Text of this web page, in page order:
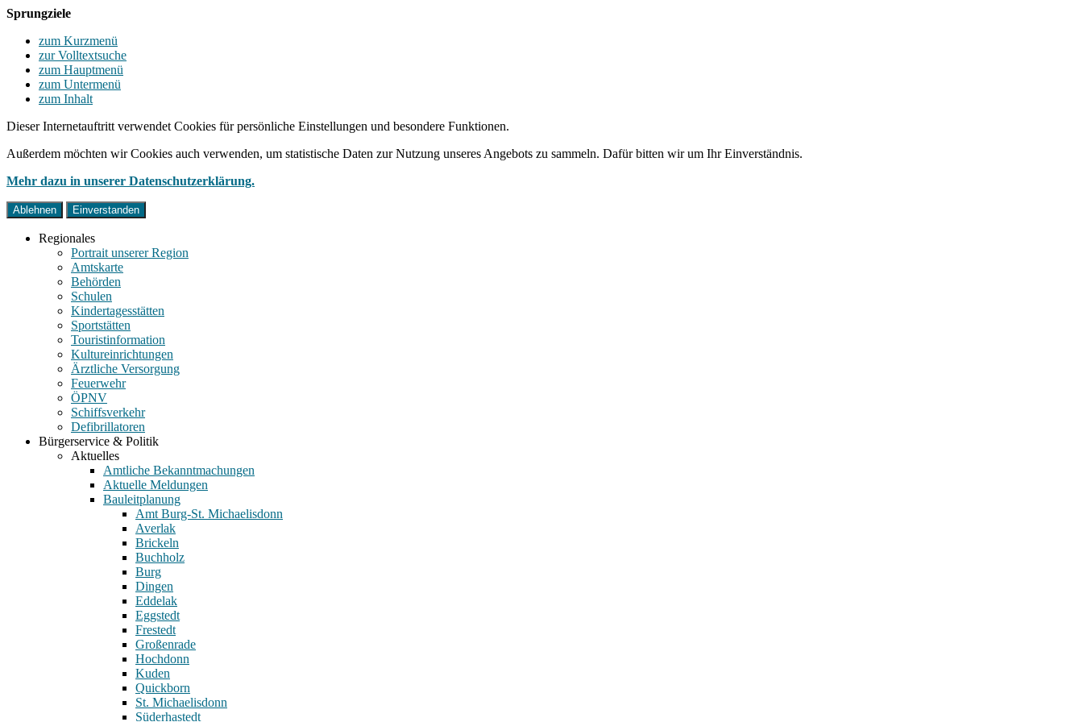
Sprungziele
zum Kurzmenü
zur Volltextsuche
zum Hauptmenü
zum Untermenü
zum Inhalt
Dieser Internetauftritt verwendet Cookies für persönliche Einstellungen und besondere Funktionen.
Außerdem möchten wir Cookies auch verwenden, um statistische Daten zur Nutzung unseres Angebots zu sammeln. Dafür bitten wir um Ihr Einverständnis.
Mehr dazu in unserer Datenschutzerklärung.
Ablehnen Einverstanden
Regionales
Portrait unserer Region
Amtskarte
Behörden
Schulen
Kindertagesstätten
Sportstätten
Touristinformation
Kultureinrichtungen
Ärztliche Versorgung
Feuerwehr
ÖPNV
Schiffsverkehr
Defibrillatoren
Bürgerservice & Politik
Aktuelles
Amtliche Bekanntmachungen
Aktuelle Meldungen
Bauleitplanung
Amt Burg-St. Michaelisdonn
Averlak
Brickeln
Buchholz
Burg
Dingen
Eddelak
Eggstedt
Frestedt
Großenrade
Hochdonn
Kuden
Quickborn
St. Michaelisdonn
Süderhastedt